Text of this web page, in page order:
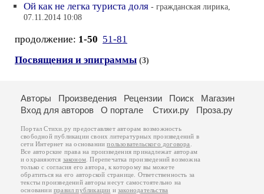
Ой как не легка туриста доля - гражданская лирика,
07.11.2014 10:08
продолжение: 1-50 51-81
Посвящения и эпиграммы (3)
Авторы Произведения Рецензии Поиск
Магазин
Вход для авторов
О портале Стихи.ру Проза.ру
Портал Стихи.ру предоставляет авторам возможность
свободной публикации своих литературных произведений в
сети Интернет на основаниипользовательского договора
Все авторские права на произведения принадлежат авторам
и охраняются законом . Перепечатка произведений возможна
только с согласия его автора, к которому вы можете
обратиться на его авторской странице. Ответственность за
тексты произведений авторы несут самостоятельно на
основанииправил публикации изаконодательства